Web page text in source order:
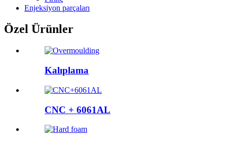
Enjeksiyon parçaları
Özel Ürünler
Kalıplama
CNC + 6061AL